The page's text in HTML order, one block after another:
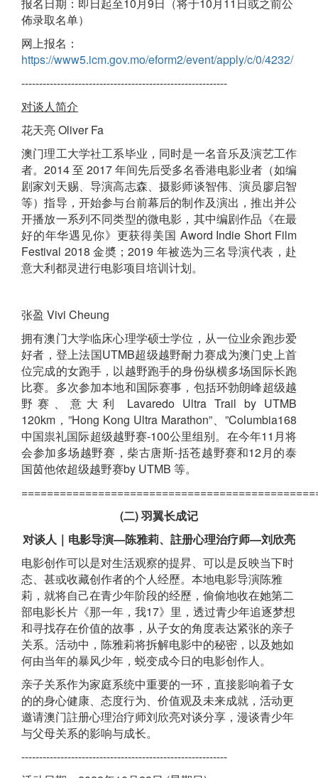
佈录取名单）
网上报名：
https://www5.icm.gov.mo/eform2/event/apply/c/0/4232/
----------------------------------------------------------
对谈人简介
花天亮 Oliver Fa
澳门理工大学社工系毕业，同时是一名音乐及演艺工作
者。2014 至 2017 年间先后受多名香港电影业者（如编
剧家刘天赐、导演高志森、摄影师谈智伟、演员廖启智
等）指导，开始参与台前幕后的制作及演出，推出并公
开播放一系列不同类型的微电影，其中编剧作品《在最
好的年华遇见你》更获得美国 Aword Indie Short Film
Festival 2018 金奬；2019 年被选为三名导演代表，赴
意大利都灵进行电影项目培训计划。
张盈 Vivi Cheung
拥有澳门大学临床心理学硕士学位，从一位业余跑步爱
好者，登上法国UTMB超级越野耐力赛成为澳门史上首
位完成的女跑手，以越野跑手的身份纵横多场国际长跑
比赛。多次参加本地和国际赛事，包括环勃朗峰超级越
野赛、意大利 Lavaredo Ultra Trail by UTMB
120km，”Hong Kong Ultra Marathon”、”Columbia168
中国祟礼国际超级越野赛-100公里组别。在今年11月将
会参加多场越野赛，柴古唐斯-括苍越野赛和12月的泰
国茵他侬超级越野赛by UTMB 等。
(二) 羽翼长成记
对谈人｜电影导演—陈雅莉、註册心理治疗师—刘欣亮
电影创作可以是对生活观察的提昇、可以是反映当下时
态、甚或收藏创作者的个人经歷。本地电影导演陈雅
莉，就将自己在青少年阶段的经歷，偷偷地收在她第二
部电影长片《那一年，我17》里，透过青少年追逐梦想
和寻找存在价值的故事，从子女的角度表达紧张的亲子
关系。活动中，陈雅莉将拆解电影中的秘密，以及她如
何由当年的暴风少年，蜕变成今日的电影创作人。
亲子关系作为家庭系统中重要的一环，直接影响着子女
的的身心健康、态度行为、价值观及未来成就，活动更
邀请澳门註册心理治疗师刘欣亮对谈分享，漫谈青少年
与父母关系的影响与成长。
----------------------------------------------------------